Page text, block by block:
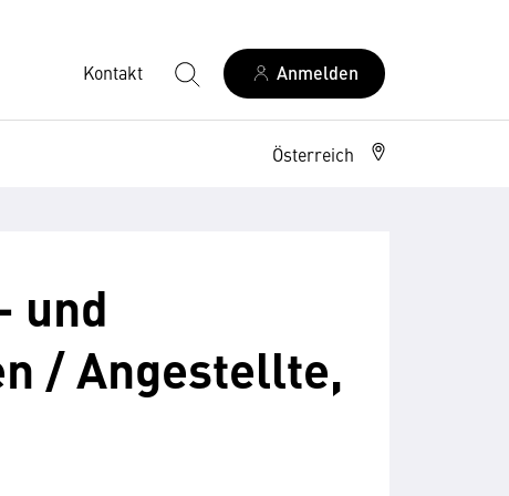
Kontakt Anmelden
Österreich
und
/ Angestellte,